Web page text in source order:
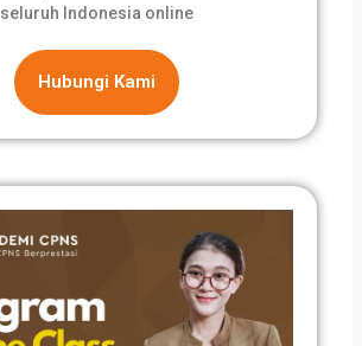
seluruh Indonesia online
Hubungi Kami